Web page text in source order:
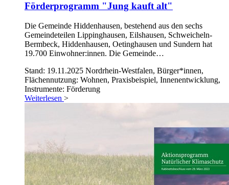
Förderprogramm "Jung kauft alt"
Die Gemeinde Hiddenhausen, bestehend aus den sechs
Gemeindeteilen Lippinghausen, Eilshausen, Schweicheln-
Bermbeck, Hiddenhausen, Oetinghausen und Sundern hat
19.700 Einwohner:innen. Die Gemeinde…
Stand: 19.11.2025 Nordrhein-Westfalen, Bürger*innen,
Flächennutzung: Wohnen, Praxisbeispiel, Innenentwicklung,
Instrumente: Förderung
Weiterlesen >